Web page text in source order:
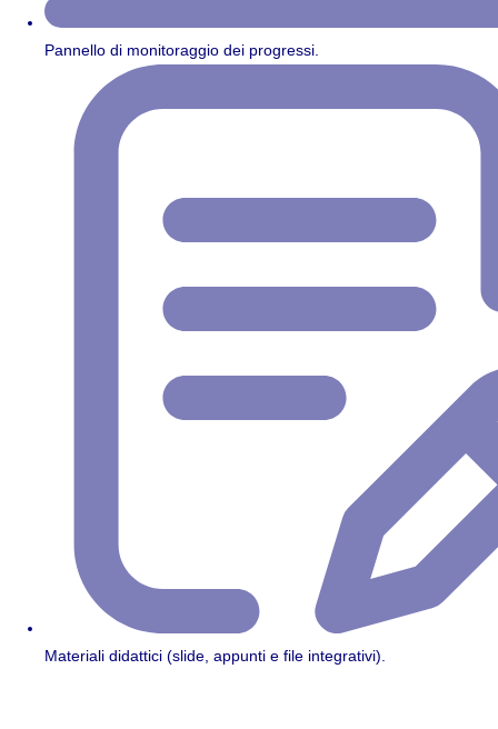
Pannello di monitoraggio dei progressi.
Materiali didattici (slide, appunti e file integrativi).